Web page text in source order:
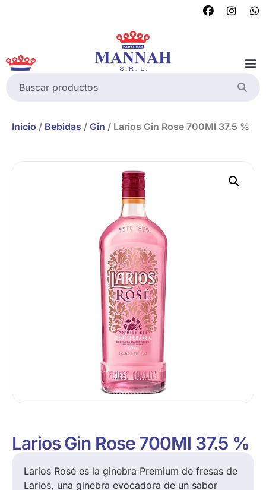
Inicio / Bebidas / Gin / Larios Gin Rose 700Ml 37.5 %
Larios Gin Rose 700Ml 37.5 %
Larios Rosé es la ginebra Premium de fresas de
Larios, una ginebra evocadora de un sabor